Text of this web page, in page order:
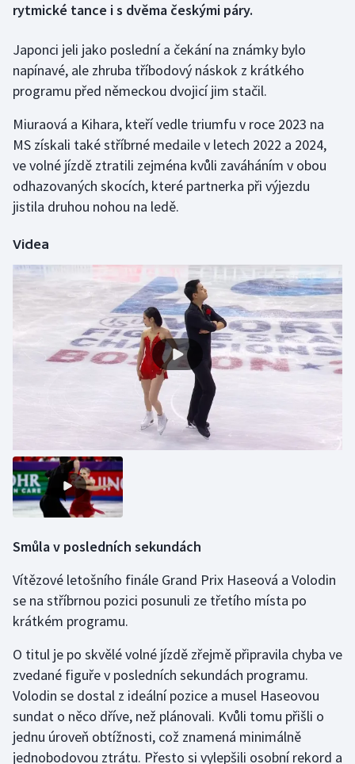
Futsal
Golf
Gymnastika
Házená
Jezdectví
Judo
Krasobruslení
Lyže a snowboard
Moderní pětiboj
Parasport
Plavání
Plážový volejbal
Ragby
Rychlobruslení
Rychlostní kanoistika
Short track
Sportovní střelba
rytmické tance i s dvěma českými páry.
Japonci jeli jako poslední a čekání na známky bylo
napínavé, ale zhruba tříbodový náskok z krátkého
programu před německou dvojicí jim stačil.
Miuraová a Kihara, kteří vedle triumfu v roce 2023 na
MS získali také stříbrné medaile v letech 2022 a 2024,
ve volné jízdě ztratili zejména kvůli zaváháním v obou
odhazovaných skocích, které partnerka při výjezdu
jistila druhou nohou na ledě.
Videa
Smůla v posledních sekundách
Vítězové letošního finále Grand Prix Haseová a Volodin
se na stříbrnou pozici posunuli ze třetího místa po
krátkém programu.
O titul je po skvělé volné jízdě zřejmě připravila chyba ve
zvedané figuře v posledních sekundách programu.
Volodin se dostal z ideální pozice a musel Haseovou
sundat o něco dříve, než plánovali. Kvůli tomu přišli o
jednu úroveň obtížnosti, což znamená minimálně
jednobodovou ztrátu. Přesto si vylepšili osobní rekord a